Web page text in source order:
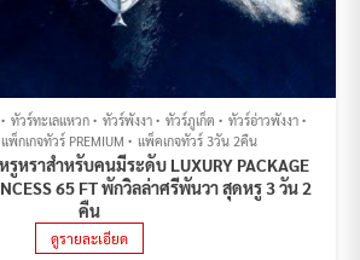
ทัวร์ทะเลแหวก ทัวร์พังงา ทัวร์ภูเก็ต
ทัวร์อ่าวพังงา
แพ็กเกจทัวร์ PREMIUM แพ็คเกจทัวร์ 3วัน 2คืน
หราสำหรับคนมีระดับ LUXURY PACKAGE
65 FT พักวิลล่าศรีพันวา สุดหรู 3 วัน 2
คืน
ดูรายละเอียด